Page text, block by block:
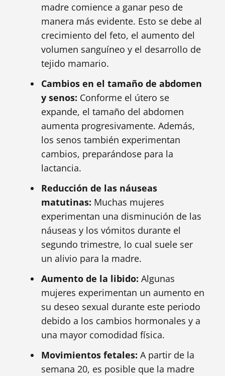
madre comience a ganar peso de
manera más evidente. Esto se debe al
crecimiento del feto, el aumento del
volumen sanguíneo y el desarrollo de
tejido mamario.
Cambios en el tamaño de abdomen
y senos: Conforme el útero se
expande, el tamaño del abdomen
aumenta progresivamente. Además,
los senos también experimentan
cambios, preparándose para la
lactancia.
Reducción de las náuseas
matutinas: Muchas mujeres
experimentan una disminución de las
náuseas y los vómitos durante el
segundo trimestre, lo cual suele ser
un alivio para la madre.
Aumento de la libido: Algunas
mujeres experimentan un aumento en
su deseo sexual durante este periodo
debido a los cambios hormonales y a
una mayor comodidad física.
Movimientos fetales: A partir de la
semana 20, es posible que la madre